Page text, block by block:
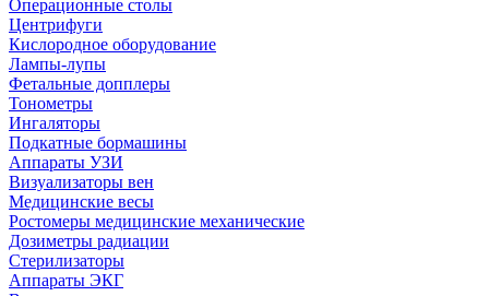
Операционные столы
Центрифуги
Кислородное оборудование
Лампы-лупы
Фетальные допплеры
Тонометры
Ингаляторы
Подкатные бормашины
Аппараты УЗИ
Визуализаторы вен
Медицинские весы
Ростомеры медицинские механические
Дозиметры радиации
Стерилизаторы
Аппараты ЭКГ